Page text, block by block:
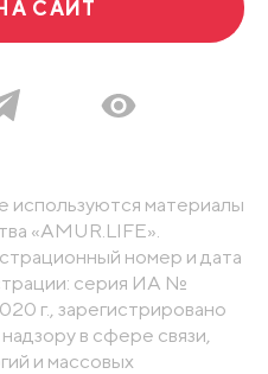
САЙТ
используются материалы
«AMUR.LIFE».
номер и дата
серия ИА №
г., зарегистрировано
в сфере связи,
и массовых